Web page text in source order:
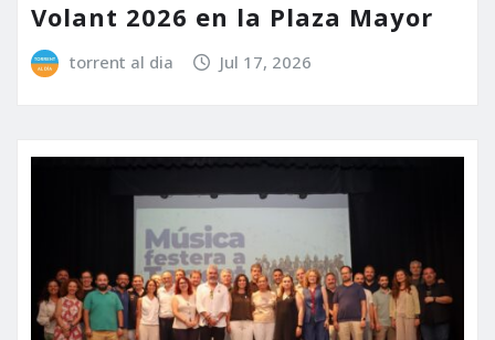
Volant 2026 en la Plaza Mayor
torrent al dia Jul 17, 2026